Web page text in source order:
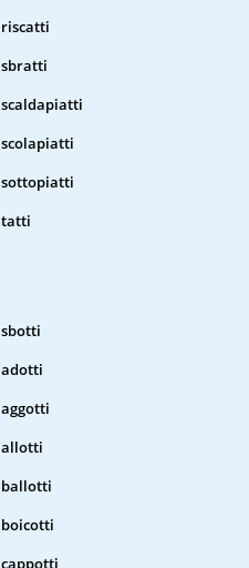
riscatti
sbratti
scaldapiatti
scolapiatti
sottopiatti
tatti
sbotti
adotti
aggotti
allotti
ballotti
boicotti
cappotti